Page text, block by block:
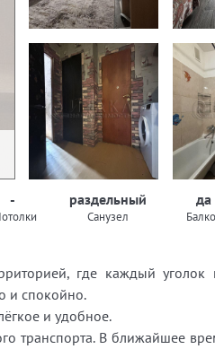
- раздельный
Санузел
да
где каждый уголок
и спокойно.
и удобное.
транспорта. В ближайшее